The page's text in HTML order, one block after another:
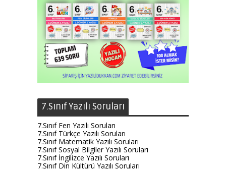
7.Sınıf Yazılı Soruları
7.Sınıf Fen Yazılı Soruları
7.Sınıf Türkçe Yazılı Soruları
7.Sınıf Matematik Yazılı Soruları
7.Sınıf Sosyal Bilgiler Yazılı Soruları
7.Sınıf İngilizce Yazılı Soruları
7.Sınıf Din Kültürü Yazılı Soruları